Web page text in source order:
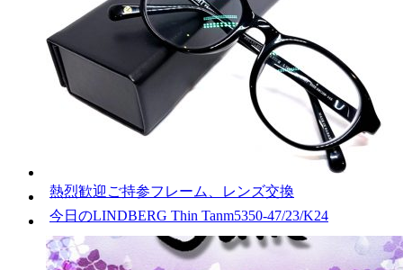
熱烈歓迎ご持参フレーム、レンズ交換
今日のLINDBERG Thin Tanm5350-47/23/K24